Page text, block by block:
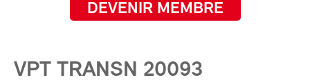
DEVENIR MEMBRE
VPT TRANSN 20093